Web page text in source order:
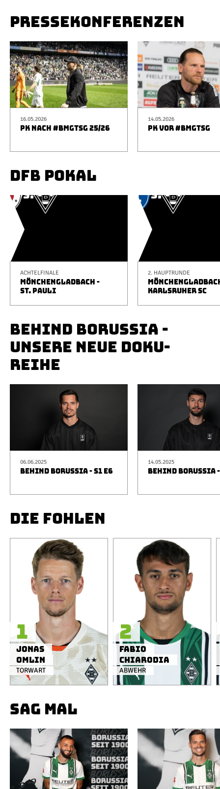
PRESSEKONFERENZEN
16.05.2026
PK NACH #BMGTSG 25/26
14.05.2026
PK VOR #BMGTSG
DFB POKAL
ACHTELFINALE
MÖNCHENGLADBACH -
ST. PAULI
2. HAUPTRUNDE
KARLSRUHER SC
BEHIND BORUSSIA -
UNSERE NEUE DOKU-
REIHE
06.06.2025
BEHIND BORUSSIA - S1 E6
14.05.2025
BEHIND BORUSSIA
DIE FOHLEN
TORWART
Jonas
Omlin
1
ABWEHR
Fabio
Chiarodia
2
SAG MAL